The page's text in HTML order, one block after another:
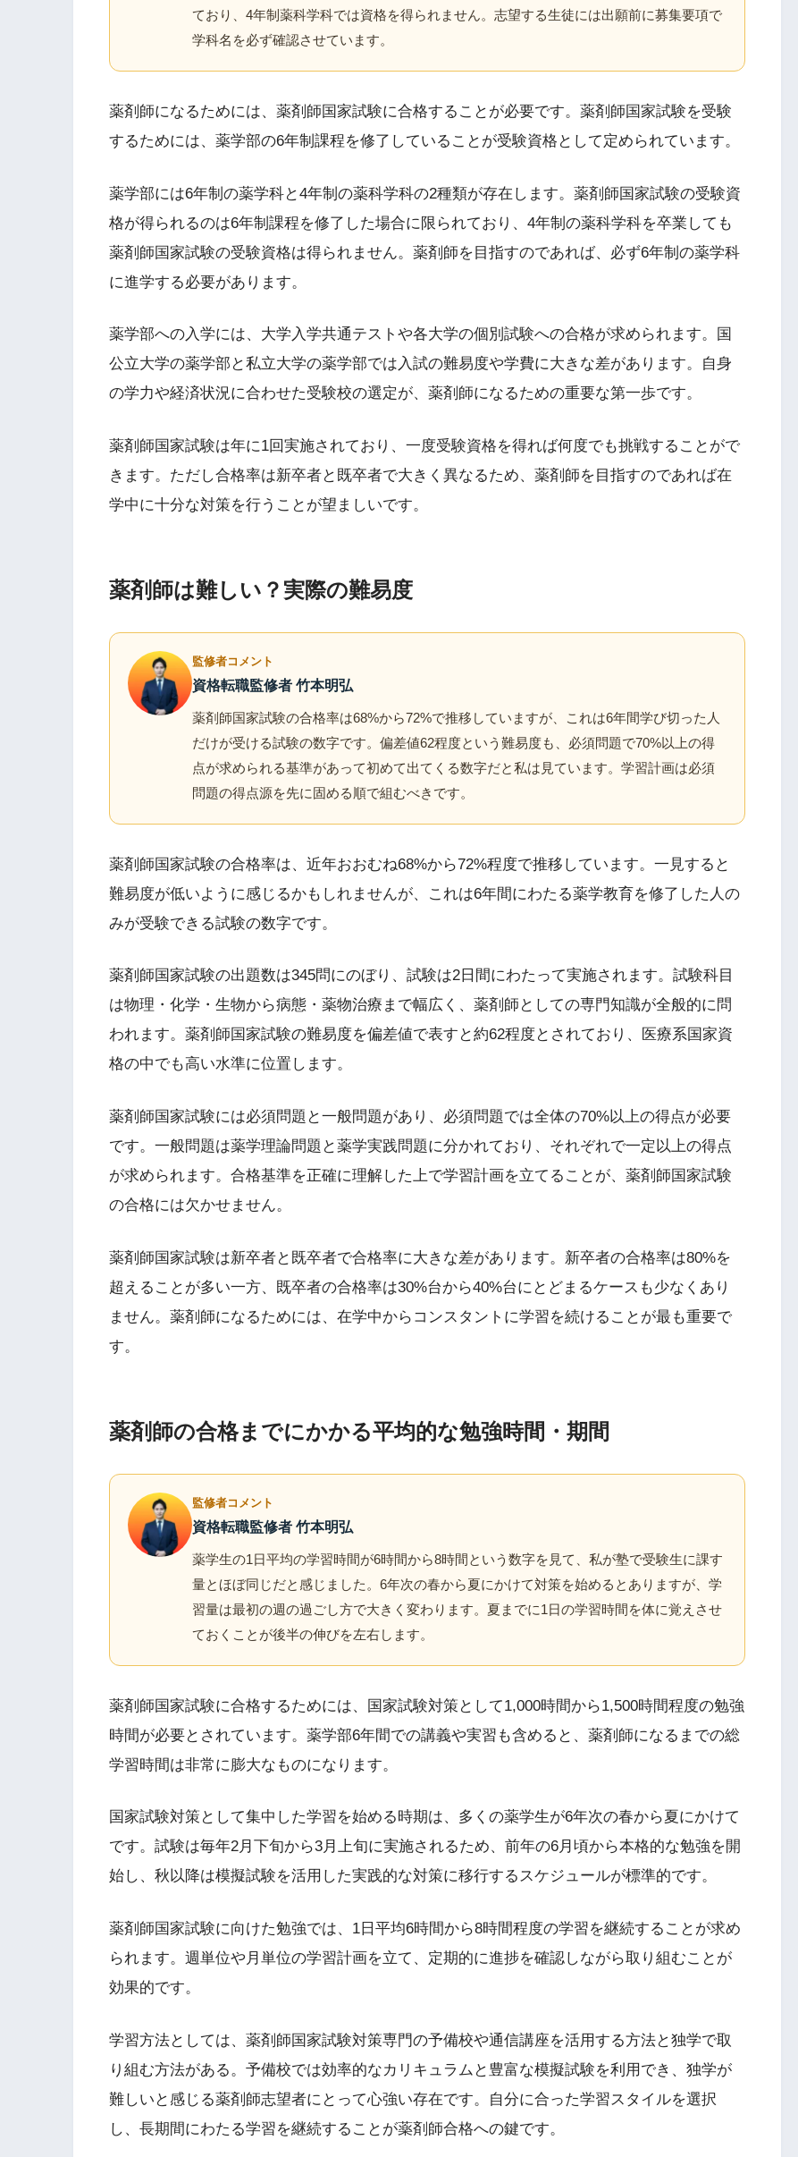
ており、4年制薬科学科では資格を得られません。志望する生徒には出願前に募集要項で
学科名を必ず確認させています。
薬剤師になるためには、薬剤師国家試験に合格することが必要です。薬剤師国家試験を受験
するためには、薬学部の6年制課程を修了していることが受験資格として定められています。
薬学部には6年制の薬学科と4年制の薬科学科の2種類が存在します。薬剤師国家試験の受験資
格が得られるのは6年制課程を修了した場合に限られており、4年制の薬科学科を卒業しても
薬剤師国家試験の受験資格は得られません。薬剤師を目指すのであれば、必ず6年制の薬学科
に進学する必要があります。
薬学部への入学には、大学入学共通テストや各大学の個別試験への合格が求められます。国
公立大学の薬学部と私立大学の薬学部では入試の難易度や学費に大きな差があります。自身
の学力や経済状況に合わせた受験校の選定が、薬剤師になるための重要な第一歩です。
薬剤師国家試験は年に1回実施されており、一度受験資格を得れば何度でも挑戦することがで
きます。ただし合格率は新卒者と既卒者で大きく異なるため、薬剤師を目指すのであれば在
学中に十分な対策を行うことが望ましいです。
薬剤師は難しい？実際の難易度
監修者コメント
資格転職監修者 竹本明弘
薬剤師国家試験の合格率は68%から72%で推移していますが、これは6年間学び切った人
だけが受ける試験の数字です。偏差値62程度という難易度も、必須問題で70%以上の得
点が求められる基準があって初めて出てくる数字だと私は見ています。学習計画は必須
問題の得点源を先に固める順で組むべきです。
薬剤師国家試験の合格率は、近年おおむね68%から72%程度で推移しています。一見すると
難易度が低いように感じるかもしれませんが、これは6年間にわたる薬学教育を修了した人の
みが受験できる試験の数字です。
薬剤師国家試験の出題数は345問にのぼり、試験は2日間にわたって実施されます。試験科目
は物理・化学・生物から病態・薬物治療まで幅広く、薬剤師としての専門知識が全般的に問
われます。薬剤師国家試験の難易度を偏差値で表すと約62程度とされており、医療系国家資
格の中でも高い水準に位置します。
薬剤師国家試験には必須問題と一般問題があり、必須問題では全体の70%以上の得点が必要
です。一般問題は薬学理論問題と薬学実践問題に分かれており、それぞれで一定以上の得点
が求められます。合格基準を正確に理解した上で学習計画を立てることが、薬剤師国家試験
の合格には欠かせません。
薬剤師国家試験は新卒者と既卒者で合格率に大きな差があります。新卒者の合格率は80%を
超えることが多い一方、既卒者の合格率は30%台から40%台にとどまるケースも少なくあり
ません。薬剤師になるためには、在学中からコンスタントに学習を続けることが最も重要で
す。
薬剤師の合格までにかかる平均的な勉強時間・期間
監修者コメント
資格転職監修者 竹本明弘
薬学生の1日平均の学習時間が6時間から8時間という数字を見て、私が塾で受験生に課す
量とほぼ同じだと感じました。6年次の春から夏にかけて対策を始めるとありますが、学
習量は最初の週の過ごし方で大きく変わります。夏までに1日の学習時間を体に覚えさせ
ておくことが後半の伸びを左右します。
薬剤師国家試験に合格するためには、国家試験対策として1,000時間から1,500時間程度の勉強
時間が必要とされています。薬学部6年間での講義や実習も含めると、薬剤師になるまでの総
学習時間は非常に膨大なものになります。
国家試験対策として集中した学習を始める時期は、多くの薬学生が6年次の春から夏にかけて
です。試験は毎年2月下旬から3月上旬に実施されるため、前年の6月頃から本格的な勉強を開
始し、秋以降は模擬試験を活用した実践的な対策に移行するスケジュールが標準的です。
薬剤師国家試験に向けた勉強では、1日平均6時間から8時間程度の学習を継続することが求め
られます。週単位や月単位の学習計画を立て、定期的に進捗を確認しながら取り組むことが
効果的です。
学習方法としては、薬剤師国家試験対策専門の予備校や通信講座を活用する方法と独学で取
り組む方法がある。予備校では効率的なカリキュラムと豊富な模擬試験を利用でき、独学が
難しいと感じる薬剤師志望者にとって心強い存在です。自分に合った学習スタイルを選択
し、長期間にわたる学習を継続することが薬剤師合格への鍵です。